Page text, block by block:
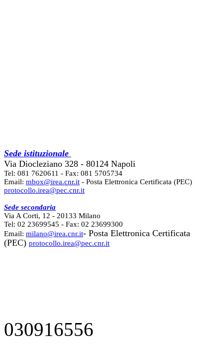
Sede istituzionale
Via Diocleziano 328 - 80124 Napoli
Tel: 081 7620611 - Fax: 081 5705734
Email: mbox@irea.cnr.it - Posta Elettronica Certificata (PEC)
protocollo.irea@pec.cnr.it
Sede secondaria
Via A Corti, 12 - 20133 Milano
Tel: 02 23699545 - Fax: 02 23699300
Email: milano@irea.cnr.it- Posta Elettronica Certificata
(PEC) protocollo.irea@pec.cnr.it
030916556